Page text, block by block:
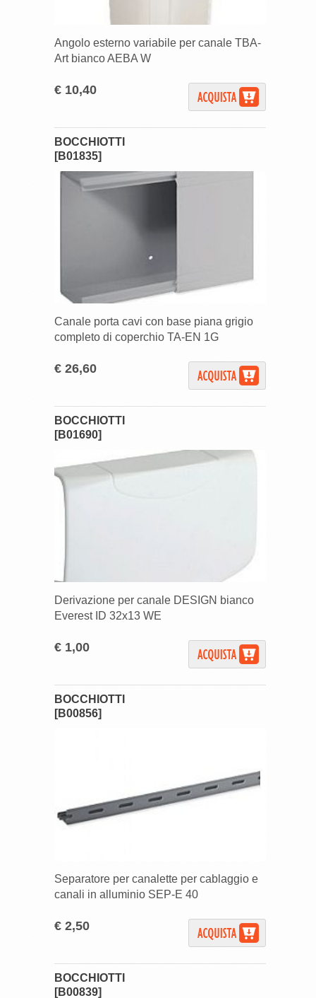
Angolo esterno variabile per canale TBA-
Art bianco AEBA W
€ 10,40
BOCCHIOTTI
[B01835]
Canale porta cavi con base piana grigio
completo di coperchio TA-EN 1G
€ 26,60
BOCCHIOTTI
[B01690]
Derivazione per canale DESIGN bianco
Everest ID 32x13 WE
€ 1,00
BOCCHIOTTI
[B00856]
Separatore per canalette per cablaggio e
canali in alluminio SEP-E 40
€ 2,50
BOCCHIOTTI
[B00839]